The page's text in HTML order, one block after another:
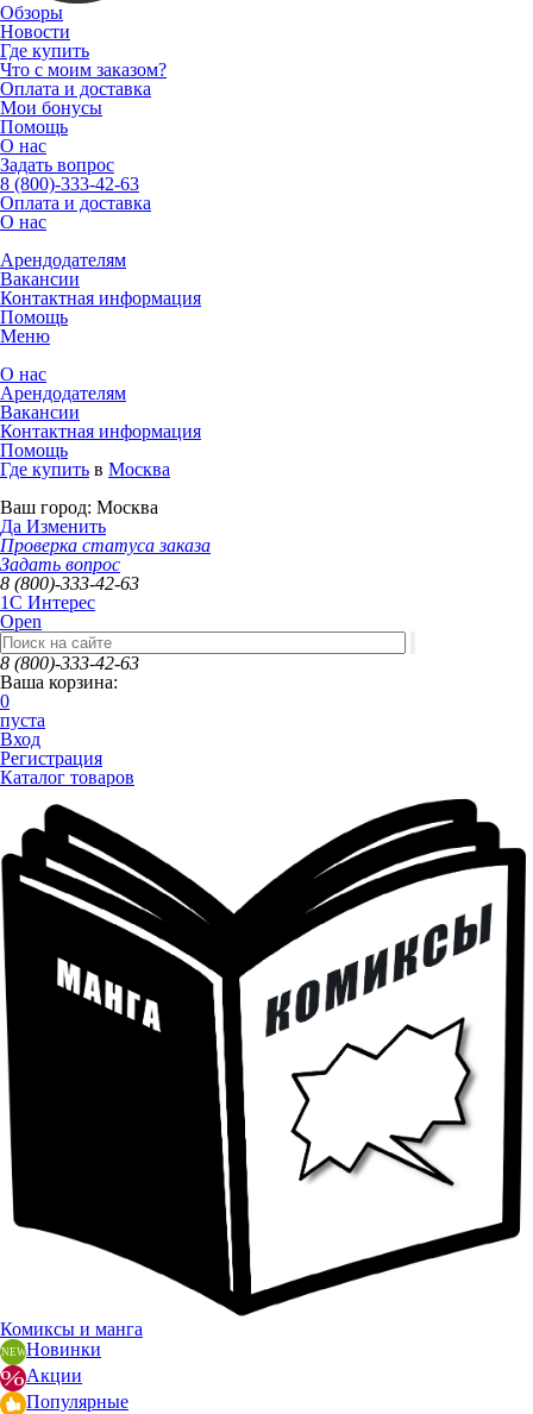
Обзоры
Новости
Где купить
Что с моим заказом?
Оплата и доставка
Мои бонусы
Помощь
О нас
Задать вопрос
8 (800)-333-42-63
Оплата и доставка
О нас
Арендодателям
Вакансии
Контактная информация
Помощь
Меню
О нас
Арендодателям
Вакансии
Контактная информация
Помощь
Где купить в Москва
Ваш город: Москва
Да Изменить
Проверка статуса заказа
Задать вопрос
8 (800)-333-42-63
1C Интерес
Open
8 (800)-333-42-63
Ваша корзина:
0
пуста
Вход
Регистрация
Каталог товаров
Комиксы и манга
Новинки
Акции
Популярные